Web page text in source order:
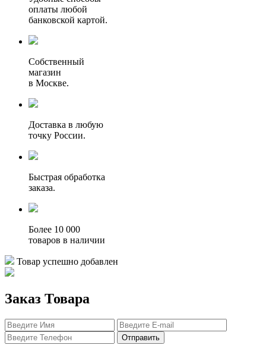
оплаты любой
банковской картой.
Собственный
магазин
в Москве.
Доставка в любую
точку России.
Быстрая обработка
заказа.
Более 10 000
товаров в наличии
Товар успешно добавлен
Заказ Товара
Отправить